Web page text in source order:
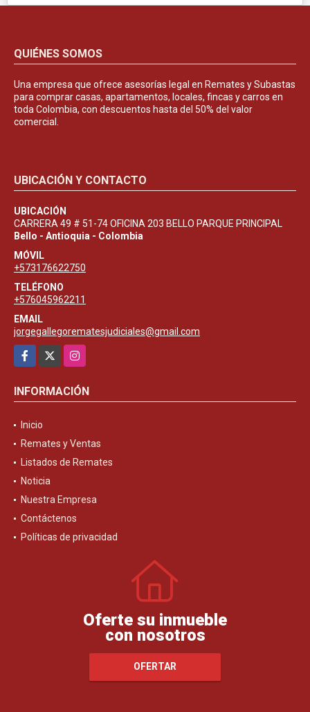
QUIÉNES SOMOS
Una empresa que ofrece asesorías legal en Remates y Subastas
para comprar casas, apartamentos, locales, fincas y carros en
toda Colombia, con descuentos hasta del 50% del valor
comercial.
UBICACIÓN Y CONTACTO
UBICACIÓN
CARRERA 49 # 51-74 OFICINA 203 BELLO PARQUE PRINCIPAL
Bello - Antioquia - Colombia
MÓVIL
+573176622750
TELÉFONO
+576045962211
EMAIL
jorgegallegorematesjudiciales@gmail.com
Facebook
Instagram
INFORMACIÓN
Inicio
Remates y Ventas
Listados de Remates
Noticia
Nuestra Empresa
Contáctenos
Políticas de privacidad
Oferte su inmueble
con nosotros
OFERTAR